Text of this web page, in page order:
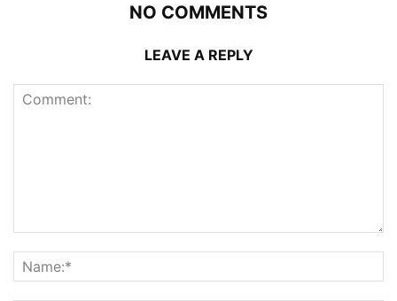
NO COMMENTS
LEAVE A REPLY